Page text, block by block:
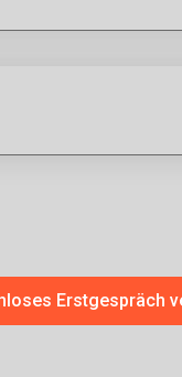
Erstgespräch